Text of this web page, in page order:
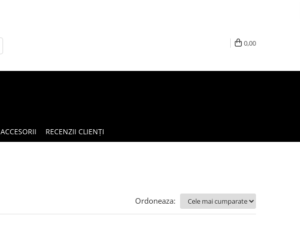
0,00
ACCESORII RECENZII CLIENȚI
Ordoneaza: